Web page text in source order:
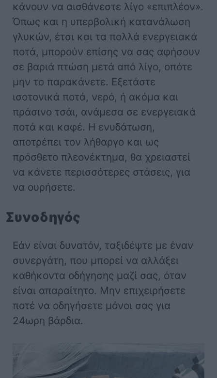
κάνουν να αισθάνεστε λίγο «επιπλέον».
Όπως και η υπερβολική κατανάλωση
γλυκών, έτσι και τα πολλά ενεργειακά
ποτά, μπορούν επίσης να σας αφήσουν
σε βαριά πτώση μετά από λίγο, οπότε
μην το παρακάνετε. Εξετάστε
ισοτονικά ποτά, νερό, ή ακόμα και
πράσινο τσάι, ανάμεσα σε ενεργειακά
ποτά και καφέ. Η ενυδάτωση,
αποτρέπει τον λήθαργο και ως
πρόσθετο πλεονέκτημα, θα χρειαστεί
να κάνετε περισσότερες στάσεις, για
να ουρήσετε.
Συνοδηγός
Εάν είναι δυνατόν, ταξιδέψτε με έναν
συνεργάτη, που μπορεί να αλλάξει
καθήκοντα οδήγησης μαζί σας, όταν
είναι απαραίτητο. Μην επιχειρήσετε
ποτέ να οδηγήσετε μόνοι σας για
24ωρη βάρδια.